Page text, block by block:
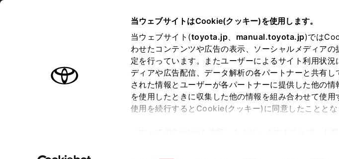
当ウェブサイトはCookie(クッキー)を使用します。
当ウェブサイト(toyota.jp、 manual.toyota.jp)では
わせたコンテンツや広告の表示、ソーシャルメディア
定を行っています。またユーザーによるサイト利用状
ディアや広告配信、データ解析の各パートナーと共有
された情報とユーザーが各パートナーに提供した他の
を使用したときに収集した他の情報を組み合わせて使
使用を続行するとCookie(クッキー)に同意したこととな
オーナーサポート トピックス
現在地を取得できませんでした。
該当する地域・都道府県をお選びくだ
北海道 旭川 釧路
トヨタ認定中古車
トヨタ認定中古車の魅力 3つの買い方 オンライン購入 お